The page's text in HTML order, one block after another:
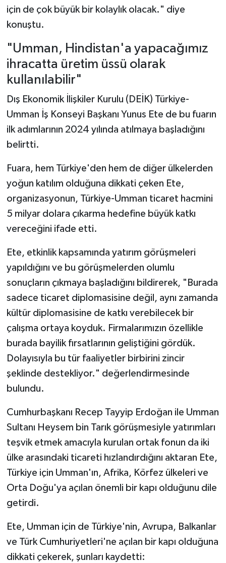
için de çok büyük bir kolaylık olacak." diye
konuştu.
"Umman, Hindistan'a yapacağımız
ihracatta üretim üssü olarak
kullanılabilir"
Dış Ekonomik İlişkiler Kurulu (DEİK) Türkiye-
Umman İş Konseyi Başkanı Yunus Ete de bu fuarın
ilk adımlarının 2024 yılında atılmaya başladığını
belirtti.
Fuara, hem Türkiye'den hem de diğer ülkelerden
yoğun katılım olduğuna dikkati çeken Ete,
organizasyonun, Türkiye-Umman ticaret hacmini
5 milyar dolara çıkarma hedefine büyük katkı
vereceğini ifade etti.
Ete, etkinlik kapsamında yatırım görüşmeleri
yapıldığını ve bu görüşmelerden olumlu
sonuçların çıkmaya başladığını bildirerek, "Burada
sadece ticaret diplomasisine değil, aynı zamanda
kültür diplomasisine de katkı verebilecek bir
çalışma ortaya koyduk. Firmalarımızın özellikle
burada bayilik fırsatlarının geliştiğini gördük.
Dolayısıyla bu tür faaliyetler birbirini zincir
şeklinde destekliyor." değerlendirmesinde
bulundu.
Cumhurbaşkanı Recep Tayyip Erdoğan ile Umman
Sultanı Heysem bin Tarık görüşmesiyle yatırımları
teşvik etmek amacıyla kurulan ortak fonun da iki
ülke arasındaki ticareti hızlandırdığını aktaran Ete,
Türkiye için Umman'ın, Afrika, Körfez ülkeleri ve
Orta Doğu'ya açılan önemli bir kapı olduğunu dile
getirdi.
Ete, Umman için de Türkiye'nin, Avrupa, Balkanlar
ve Türk Cumhuriyetleri'ne açılan bir kapı olduğuna
dikkati çekerek, şunları kaydetti: